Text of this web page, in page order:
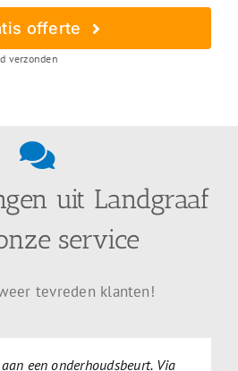
offerte
verzonden
uit Landgraaf
service
tevreden klanten!
een onderhoudsbeurt. Via